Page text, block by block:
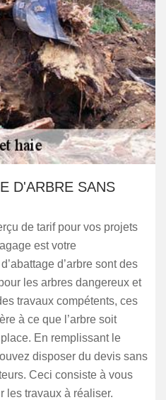
D'ARBRE SANS
de tarif pour vos projets
est votre
d’arbre sont des
les arbres dangereux et
travaux compétents, ces
à ce que l’arbre soit
En remplissant le
disposer du devis sans
Ceci consiste à vous
les travaux à réaliser.